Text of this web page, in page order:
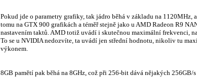
Pokud jde o parametry grafiky, tak jádro běhá v základu na
tomu na GTX 900 grafikách a téměř stejně jako u AMD Radeon R9
nastavením taktů. AMD totiž uvádí i skutečnou maximální frekvenci,
To se u NVIDIA nedozvíte, ta uvádí jen střední hodnotu, nikoliv tu
výkonem.
8GB pamětí pak běhá na 8GHz, což při 256-bit dává nějakých 256GB/